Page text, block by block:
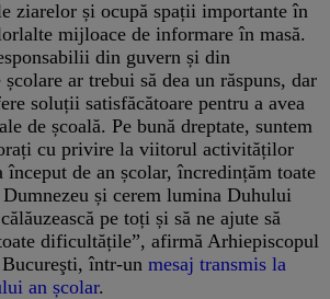
ziarelor și ocupă spații importante în
mijloace de informare în masă.
din guvern și din
școlare ar trebui să dea un răspuns, dar
soluții satisfăcătoare pentru a avea
de școală. Pe bună dreptate, suntem
cu privire la viitorul activităților
început de an școlar, încredințăm toate
și cerem lumina Duhului
pe toți și să ne ajute să
dificultățile”, afirmă Arhiepiscopul
într-un mesaj transmis la
an școlar.